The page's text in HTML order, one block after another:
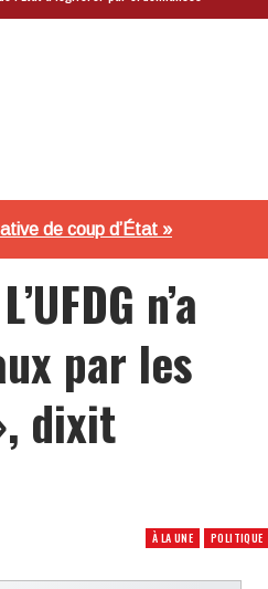
de coup d’État »
n’a
par les
dixit
À LA UNE POLITIQUE